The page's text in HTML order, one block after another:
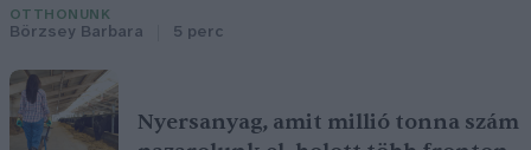
OTTHONUNK
Börzsey Barbara 5 perc
Nyersanyag, amit millió tonna szám